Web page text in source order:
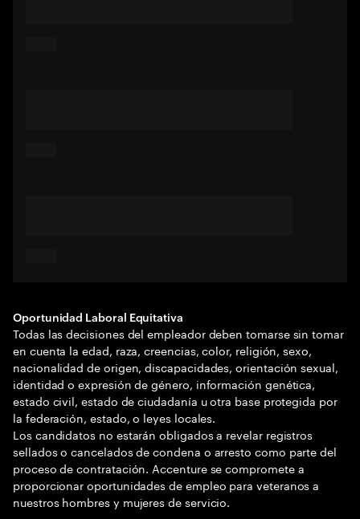
Oportunidad Laboral Equitativa
Todas las decisiones del empleador deben tomarse sin tomar
en cuenta la edad, raza, creencias, color, religión, sexo,
nacionalidad de origen, discapacidades, orientación sexual,
identidad o expresión de género, información genética,
estado civil, estado de ciudadanía u otra base protegida por
la federación, estado, o leyes locales.
Los candidatos no estarán obligados a revelar registros
sellados o cancelados de condena o arresto como parte del
proceso de contratación. Accenture se compromete a
proporcionar oportunidades de empleo para veteranos a
nuestros hombres y mujeres de servicio.